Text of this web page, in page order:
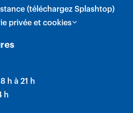
(téléchargez Splashtop)
privée et cookies
h à 21 h
h